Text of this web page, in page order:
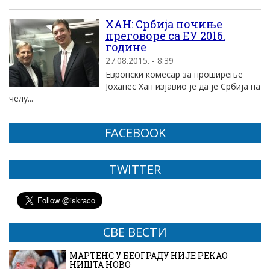
ХAH: Србија почиње
преговоре са ЕУ 2016.
године
27.08.2015. - 8:39
Европски комесар за проширење
Јоханес Хан изјавио је да је Србија на
челу...
FACEBOOK
TWITTER
СВЕ ВЕСТИ
МАРТЕНС У БЕОГРАДУ НИЈЕ РЕКАО
НИШТА НОВО